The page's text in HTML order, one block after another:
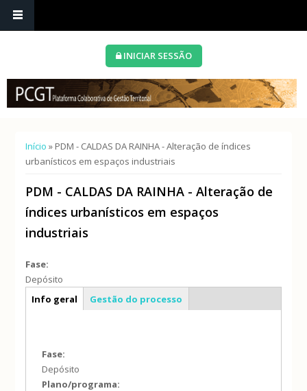
INICIAR SESSÃO
Está aqui
Início » PDM - CALDAS DA RAINHA - Alteração de índices
urbanísticos em espaços industriais
PDM - CALDAS DA RAINHA - Alteração de
índices urbanísticos em espaços
industriais
Fase:
Depósito
Caracterização geral
Info geral Gestão do processo
Fase:
Depósito
Plano/programa: